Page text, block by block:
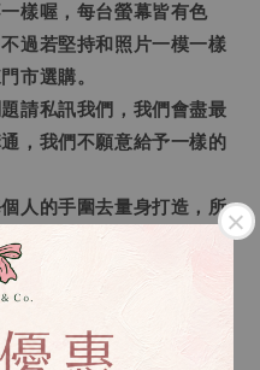
樣喔，每台螢幕皆有色
過若堅持和照片一模一樣
市選購。
請私訊我們，我們會盡最
，我們不願意給予一樣的
人的手圍去量身打造，所
不同，以符合正常的手鍊
範圍為「手圍尺寸客製
更進一步的「生命靈數量